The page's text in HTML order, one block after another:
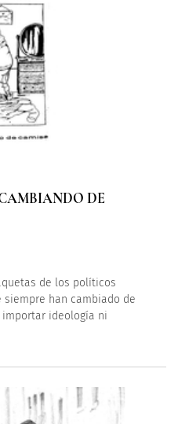
DE
de los políticos
siempre han cambiado de
ideología ni